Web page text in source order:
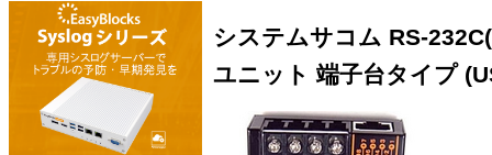
システムサコム RS-
ユニット 端子台タイプ